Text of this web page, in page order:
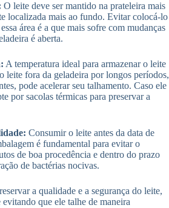
O leite deve ser mantido na prateleira mais
localizada mais ao fundo. Evitar colocá-lo
área é a que mais sofre com mudanças
é aberta.
A temperatura ideal para armazenar o leite
leite fora da geladeira por longos períodos,
pode acelerar seu talhamento. Caso ele
por sacolas térmicas para preservar a
Consumir o leite antes da data de
é fundamental para evitar o
de boa procedência e dentro do prazo
de bactérias nocivas.
a qualidade e a segurança do leite,
que ele talhe de maneira